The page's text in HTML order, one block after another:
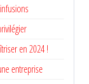
en 2024 !
entreprise